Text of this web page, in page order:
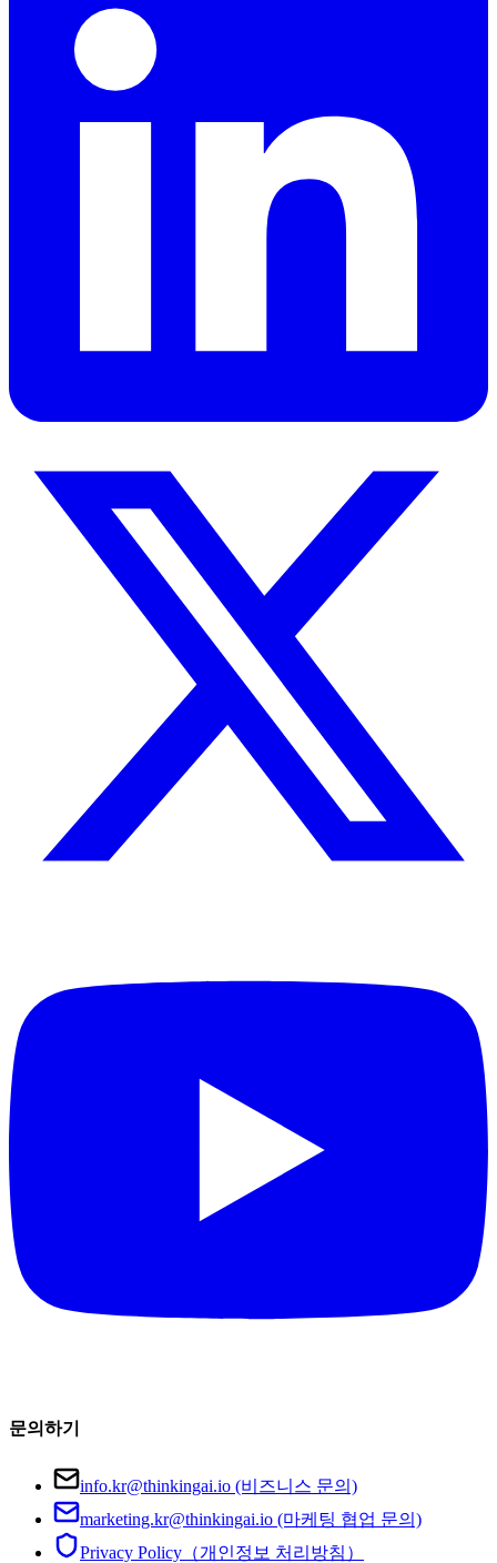
문의하기
info.kr@thinkingai.io (비즈니스 문의)
marketing.kr@thinkingai.io (마케팅 협업 문의)
Privacy Policy（개인정보 처리방침）